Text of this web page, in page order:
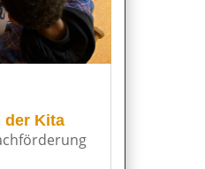
der Kita